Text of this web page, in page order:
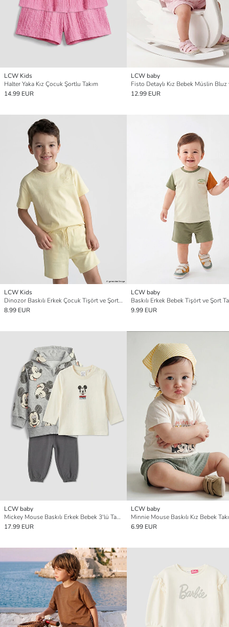
LCW Kids
Halter Yaka Kız Çocuk Şortlu Takım
14.99 EUR
LCW baby
Fisto Detaylı Kız Bebek Müslin Bluz
12.99 EUR
LCW Kids
Dinozor Baskılı Erkek Çocuk Tişört ve Şort Takım
8.99 EUR
LCW baby
Baskılı Erkek Bebek Tişört ve Şort
9.99 EUR
LCW baby
Mickey Mouse Baskılı Erkek Bebek 3'lü Takım
17.99 EUR
LCW baby
Minnie Mouse Baskılı Kız Bebek
6.99 EUR